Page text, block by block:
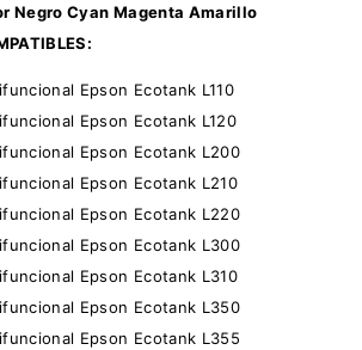
Negro Cyan Magenta Amarillo
Epson Ecotank L110
Epson Ecotank L120
Epson Ecotank L200
Epson Ecotank L210
Epson Ecotank L220
Epson Ecotank L300
Epson Ecotank L310
Epson Ecotank L350
Epson Ecotank L355